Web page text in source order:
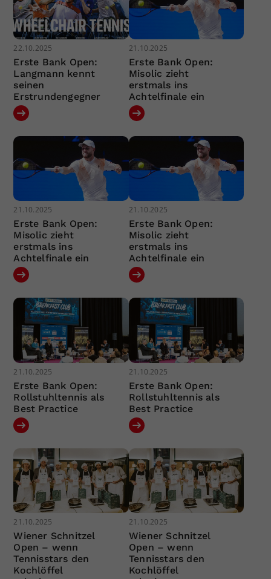
22.10.2025
Erste Bank Open:
Langmann kennt
seinen
Erstrundengegner
21.10.2025
Erste Bank Open:
Misolic zieht
erstmals ins
Achtelfinale ein
21.10.2025
Erste Bank Open:
Misolic zieht
erstmals ins
Achtelfinale ein
21.10.2025
Erste Bank Open:
Misolic zieht
erstmals ins
Achtelfinale ein
21.10.2025
Erste Bank Open:
Rollstuhltennis als
Best Practice
21.10.2025
Erste Bank Open:
Rollstuhltennis als
Best Practice
21.10.2025
Wiener Schnitzel
Open – wenn
Tennisstars den
Kochlöffel
21.10.2025
Wiener Schnitzel
Open – wenn
Tennisstars den
Kochlöffel